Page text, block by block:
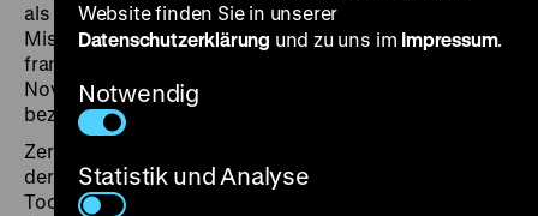
als bester ausländischer Film prämiert wurde. Sehr zum
Missbehagen von Joseph Goebbels, der den
französischen Film in seinem Tagebuch vom 18.
November 1937 als „Verfallskunst tollster Art“
bezeichnete.
Zerlett strafft in seinem Remake die Handlung, stellt
der Protagonistin (Olga Tschechowa) eine erwachsene
Tochter (Margot Hielscher) zur Seite und reduziert die
Website finden Sie in unserer
Datenschutzerklärung und zu uns im Impressum.
Notwendig
Statistik und Analyse